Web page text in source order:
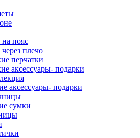
пояс
плечо
перчатки
аксессуары- подарки
аксессуары- подарки
сумки